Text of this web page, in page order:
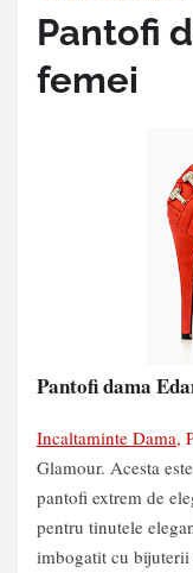
Pantofi
femei
Pantofi dama
Incaltaminte Dama,
Glamour. Acesta
pantofi extrem de
pentru tinutele
imbogatit cu bijuterii